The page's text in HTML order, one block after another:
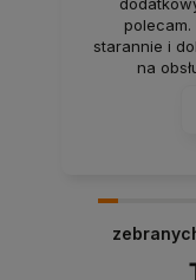
polecam.
starannie i
na